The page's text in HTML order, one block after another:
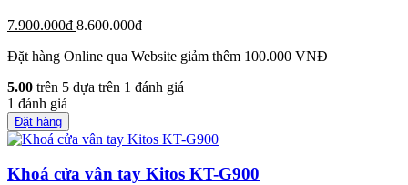
7.900.000đ 8.600.000đ
Đặt hàng Online qua Website giảm thêm 100.000 VNĐ
5.00 trên 5 dựa trên 1 đánh giá
1 đánh giá
Đặt hàng
Khoá cửa vân tay Kitos KT-G900